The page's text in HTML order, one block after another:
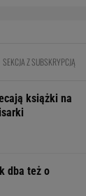
SEKCJA Z SUBSKRYPCJĄ
książki na
dba też o